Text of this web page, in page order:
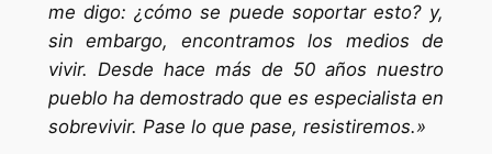
me digo: ¿cómo se puede soportar esto? y,
sin embargo, encontramos los medios de
vivir. Desde hace más de 50 años nuestro
pueblo ha demostrado que es especialista en
sobrevivir. Pase lo que pase, resistiremos.»